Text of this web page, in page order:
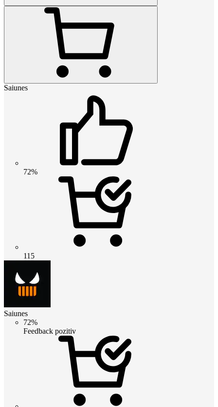
Saiunes
72%
115
Saiunes
72%
Feedback pozitiv